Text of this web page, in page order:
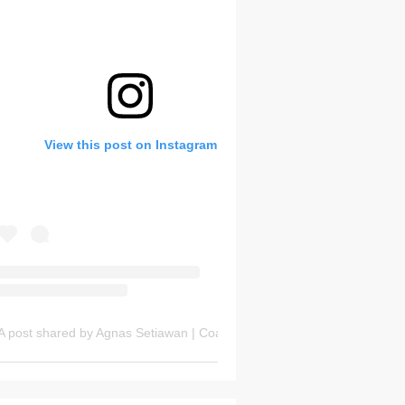
Soal HOTS Sekarang!
View this post on Instagram